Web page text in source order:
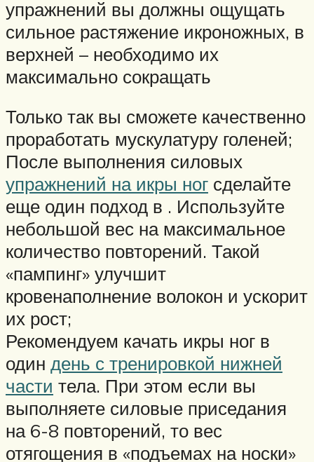
упражнений вы должны ощущать
сильное растяжение икроножных, в
верхней – необходимо их
максимально сокращать
Только так вы сможете качественно
проработать мускулатуру голеней;
После выполнения силовых
упражнений на икры ног сделайте
еще один подход в . Используйте
небольшой вес на максимальное
количество повторений. Такой
«пампинг» улучшит
кровенаполнение волокон и ускорит
их рост;
Рекомендуем качать икры ног в
один день с тренировкой нижней
части тела. При этом если вы
выполняете силовые приседания
на 6-8 повторений, то вес
отягощения в «подъемах на носки»